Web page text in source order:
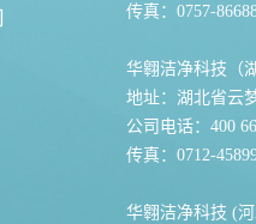
传真：0757-
华翱洁净科技（
地址：湖北省云
公司电话：400
传真：0712-
华翱洁净科技 (